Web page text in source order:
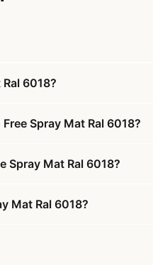
6018?
Spray Mat Ral 6018?
Spray Mat Ral 6018?
Mat Ral 6018?